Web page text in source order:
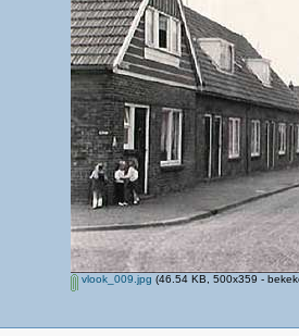
vlook_009.jpg (46.54 KB, 500x359 -